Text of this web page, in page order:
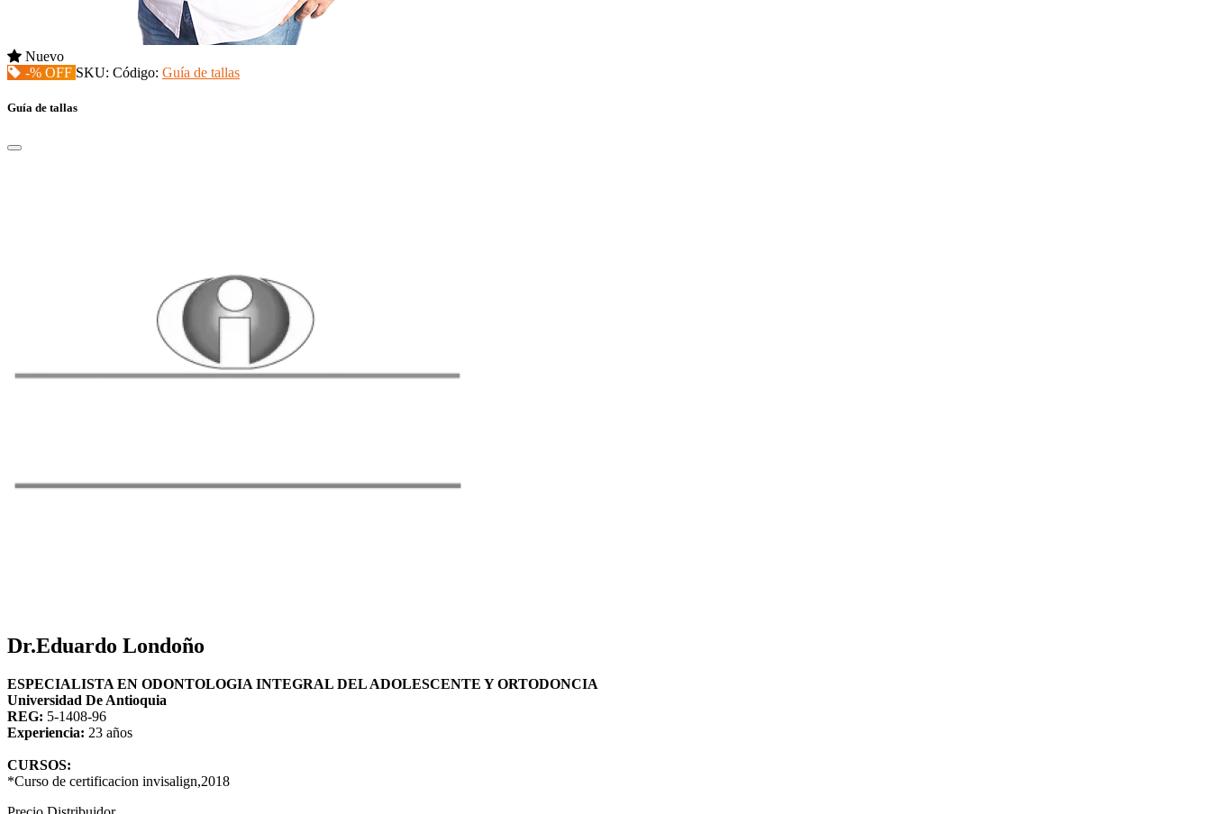
Nuevo
-% OFF SKU: Código: Guía de tallas
Guía de tallas
Dr.Eduardo Londoño
ESPECIALISTA EN ODONTOLOGIA INTEGRAL DEL ADOLESCENTE Y ORTODONCIA
Universidad De Antioquia
REG: 5-1408-96
Experiencia: 23 años
CURSOS:
*Curso de certificacion invisalign,2018